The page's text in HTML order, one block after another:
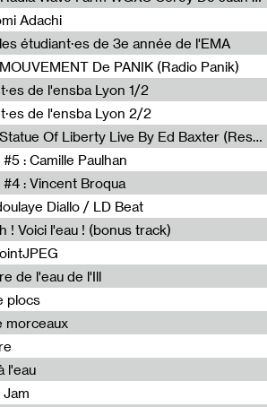
Adachi
étudiant·es de 3e année de l'EMA
De PANIK (Radio Panik)
de l'ensba Lyon 1/2
de l'ensba Lyon 2/2
Radia Show #1088 : Statue Of Liberty Live By Ed Baxter (Resonance)
: Camille Paulhan
: Vincent Broqua
Diallo / LD Beat
! Voici l'eau ! (bonus track)
de l'eau de l'Ill
plocs
morceaux
l'eau